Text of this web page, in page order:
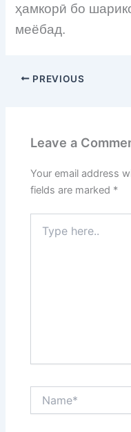
ҳамкорӣ бо
меёбад.
PREVIOUS
Leave a
Your email address
fields are marked *
here..